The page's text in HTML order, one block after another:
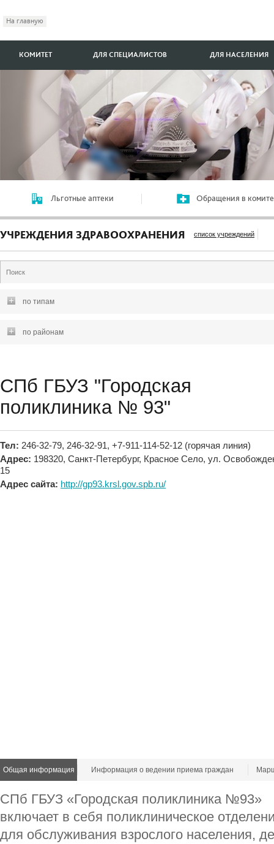
На главную
КОМИТЕТ ДЛЯ СПЕЦИАЛИСТОВ ДЛЯ НАСЕЛЕНИЯ
Льготные аптеки Обращения в
УЧРЕЖДЕНИЯ ЗДРАВООХРАНЕНИЯ список учреждений
по типам
по районам
СПб ГБУЗ "Городская
поликлиника № 93"
Тел: 246-32-79, 246-32-91, +7-911-114-52-12 (горячая линия)
Адрес: 198320, Санкт-Петербург, Красное Село, ул.
15
Адрес сайта: http://gp93.krsl.gov.spb.ru/
Общая информация Информация о ведении приема граждан
СПб ГБУЗ «Городская поликлиника №93»
включает в себя поликлиническое
для обслуживания взрослого населения,